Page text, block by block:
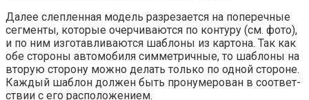
Далее слеп­лен­ная модель раз­ре­за­ет­ся на попе­реч­ные
сег­мен­ты, кото­рые очер­чи­ва­ют­ся по кон­ту­ру (см. фото),
и по ним изго­тав­ли­ва­ют­ся шаб­ло­ны из кар­то­на. Так как
обе сто­ро­ны авто­мо­би­ля сим­мет­рич­ные, то шаб­ло­ны на
вто­рую сто­ро­ну мож­но делать толь­ко по одной сто­роне.
Каж­дый шаб­лон дол­жен быть про­ну­ме­ро­ван в соот­вет­
ствии с его расположением.